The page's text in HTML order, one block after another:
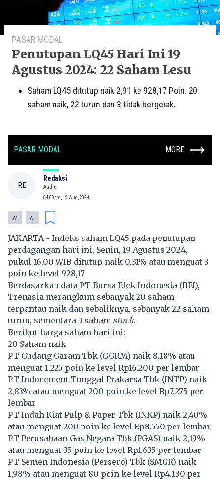
PASAR MODAL
Penutupan LQ45 Hari Ini 19
Agustus 2024: 22 Saham Lesu
Saham LQ45 ditutup naik 2,91 ke 928,17 Poin. 20
saham naik, 22 turun dan 3 tidak bergerak.
PASAR MODAL MORE
RE
Redaksi
Author
04:08pm, 19 Aug, 2024
A- A+
JAKARTA - Indeks saham LQ45 pada penutupan
perdagangan hari ini, Senin, 19 Agustus 2024,
pukul 16.00 WIB ditutup naik 0,31% atau menguat 3
poin ke level 928,17
Berdasarkan data PT Bursa Efek Indonesia (BEI),
Trenasia merangkum sebanyak 20 saham
terpantau naik dan sebaliknya, sebanyak 22 saham
turun, sementara 3 saham stuck.
Berikut harga saham hari ini:
20 Saham naik
PT Gudang Garam Tbk (GGRM) naik 8,18% atau
menguat 1.225 poin ke level Rp16.200 per lembar
PT Indocement Tunggal Prakarsa Tbk (INTP) naik
2,83% atau menguat 200 poin ke level Rp7.275 per
lembar
PT Indah Kiat Pulp & Paper Tbk (INKP) naik 2,40%
atau menguat 200 poin ke level Rp8.550 per lembar
PT Perusahaan Gas Negara Tbk (PGAS) naik 2,19%
atau menguat 35 poin ke level Rp1.635 per lembar
PT Semen Indonesia (Persero) Tbk (SMGR) naik
1,98% atau menguat 80 poin ke level Rp4.130 per